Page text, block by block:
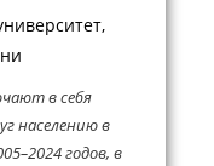
в себя
населению в
годов, в